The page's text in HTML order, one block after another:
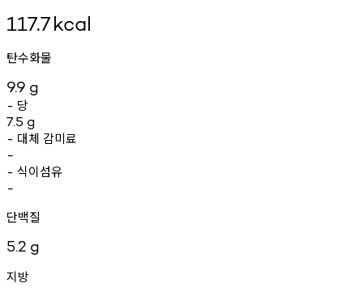
117.7kcal
탄수화물
9.9 g
- 당
7.5 g
- 대체 감미료
-
- 식이섬유
-
단백질
5.2 g
지방